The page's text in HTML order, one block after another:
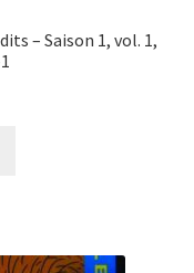
– Saison 1, vol. 1,